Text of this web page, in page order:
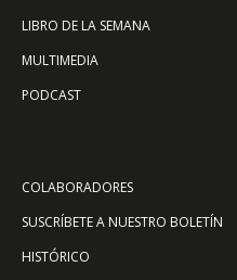
LIBRO DE LA SEMANA
MULTIMEDIA
PODCAST
COLABORADORES
SUSCRÍBETE A NUESTRO BOLETÍN
HISTÓRICO